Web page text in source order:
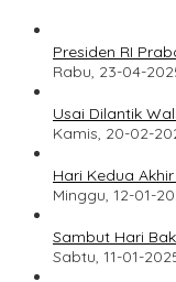
Presiden RI
Rabu, 23-04-
Usai Dilantik
Kamis, 20-02-
Hari Kedua
Minggu, 12-01-
Sambut Hari
Sabtu, 11-01-